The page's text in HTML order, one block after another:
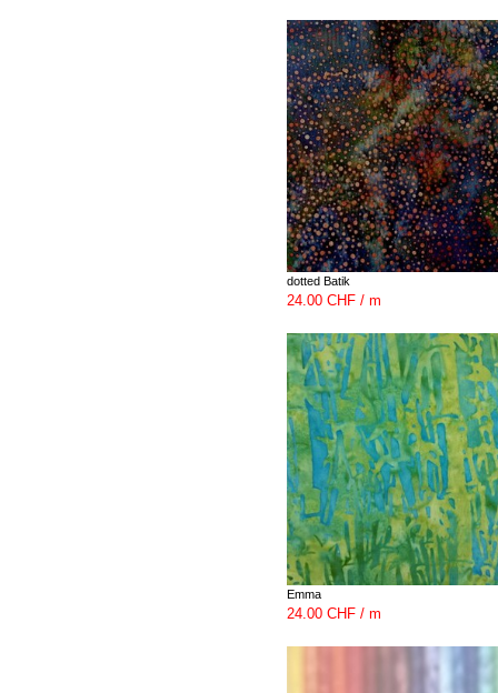
dotted Batik
24.00 CHF / m
Emma
24.00 CHF / m